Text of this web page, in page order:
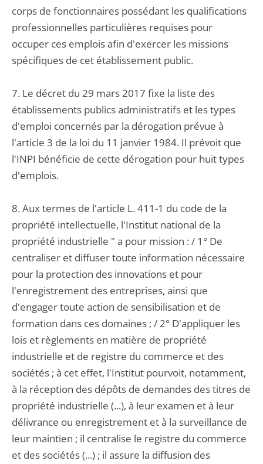
corps de fonctionnaires possédant les qualifications
professionnelles particulières requises pour
occuper ces emplois afin d'exercer les missions
spécifiques de cet établissement public.
7. Le décret du 29 mars 2017 fixe la liste des
établissements publics administratifs et les types
d'emploi concernés par la dérogation prévue à
l'article 3 de la loi du 11 janvier 1984. Il prévoit que
l'INPI bénéficie de cette dérogation pour huit types
d'emplois.
8. Aux termes de l'article L. 411-1 du code de la
propriété intellectuelle, l'Institut national de la
propriété industrielle " a pour mission : / 1° De
centraliser et diffuser toute information nécessaire
pour la protection des innovations et pour
l'enregistrement des entreprises, ainsi que
d'engager toute action de sensibilisation et de
formation dans ces domaines ; / 2° D'appliquer les
lois et règlements en matière de propriété
industrielle et de registre du commerce et des
sociétés ; à cet effet, l'Institut pourvoit, notamment,
à la réception des dépôts de demandes des titres de
propriété industrielle (...), à leur examen et à leur
délivrance ou enregistrement et à la surveillance de
leur maintien ; il centralise le registre du commerce
et des sociétés (...) ; il assure la diffusion des